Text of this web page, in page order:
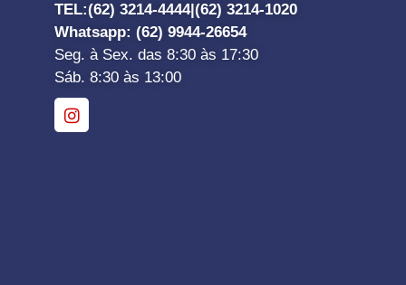
TEL:(62) 3214-4444| (62) 3214-1020
Whatsapp: (62) 9944-26654
Seg. à Sex. das 8:30 às 17:30
Sáb. 8:30 às 13:00